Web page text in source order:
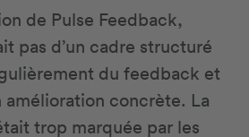
de Pulse Feedback,
pas d’un cadre structuré
du feedback et
amélioration concrète. La
trop marquée par les